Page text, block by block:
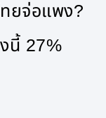
ทยจ่อแพง?
นี้ 27%